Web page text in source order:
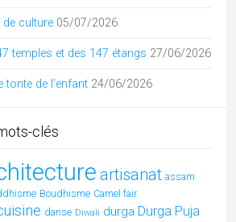
de culture 05/07/2026
temples et des 147 étangs 27/06/2026
tonte de l’enfant 24/06/2026
clés
artisanat assam
Boudhisme Camel fair
danse Diwali durga Durga Puja